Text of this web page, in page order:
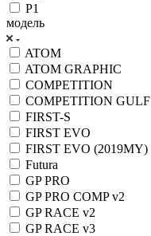
P1
модель
ATOM
ATOM GRAPHIC
COMPETITION
COMPETITION GULF
FIRST-S
FIRST EVO
FIRST EVO (2019MY)
Futura
GP PRO
GP PRO COMP v2
GP RACE v2
GP RACE v3